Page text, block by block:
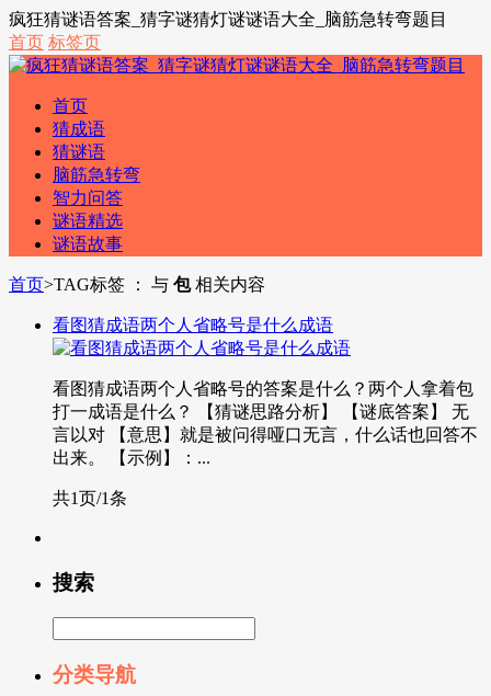
疯狂猜谜语答案_猜字谜猜灯谜谜语大全_脑筋急转弯题目
首页 标签页
首页
猜成语
猜谜语
脑筋急转弯
智力问答
谜语精选
谜语故事
首页>TAG标签 ： 与 包相关内容
看图猜成语两个人省略号是什么成语
看图猜成语两个人省略号的答案是什么？两个人拿着包
打一成语是什么？ 【猜谜思路分析】 【谜底答案】 无
言以对 【意思】就是被问得哑口无言，什么话也回答不
出来。 【示例】：...
共1页/1条
搜索
分类导航